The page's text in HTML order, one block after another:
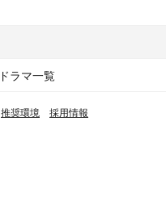
ドラマ一覧
推奨環境 採用情報